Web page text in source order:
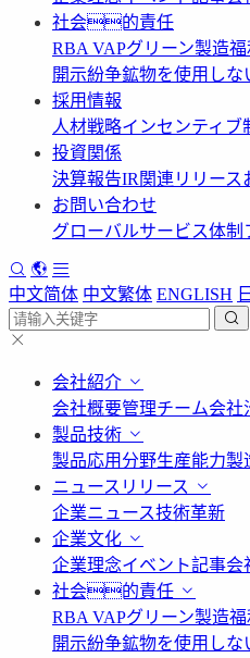
社会的責任
RBA VAPグリーン製造福
開示紛争鉱物を使用しな
採用情報
人材戦略インセンティブ
投資関係
決算報告IR関連リリース
お問い合わせ
グローバルサービス体制
中文简体 中文繁体 ENGLISH
会社紹介
会社概要管理チーム会社
製品技術
製品応用分野生産能力製
ニュースリリース
企業ニュース技術革新
企業文化
企業理念イベント記事会
社会的責任
RBA VAPグリーン製造福
開示紛争鉱物を使用しな